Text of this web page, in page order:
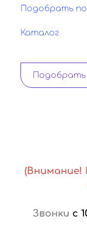
Подобрать
Каталог
(Внимание!
Звонки с